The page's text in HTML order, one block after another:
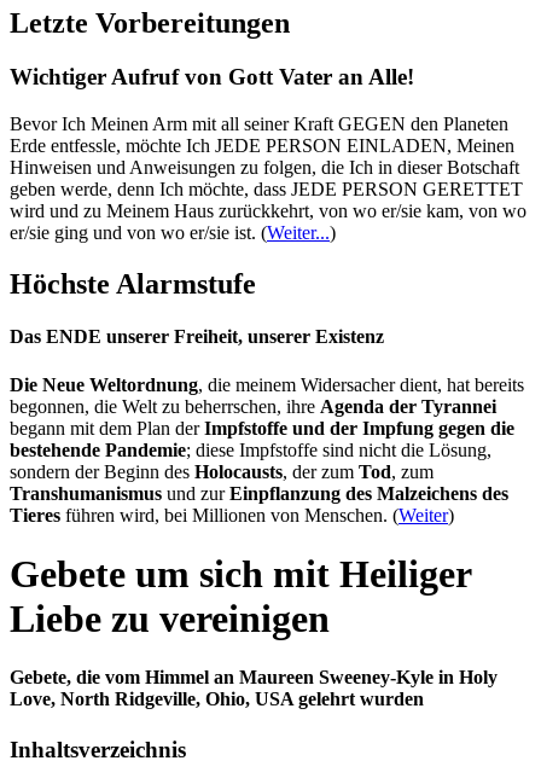
Letzte Vorbereitungen
Wichtiger Aufruf von Gott Vater an Alle!
Bevor Ich Meinen Arm mit all seiner Kraft GEGEN den Planeten
Erde entfessle, möchte Ich JEDE PERSON EINLADEN, Meinen
Hinweisen und Anweisungen zu folgen, die Ich in dieser Botschaft
geben werde, denn Ich möchte, dass JEDE PERSON GERETTET
wird und zu Meinem Haus zurückkehrt, von wo er/sie kam, von wo
er/sie ging und von wo er/sie ist. (Weiter...)
Höchste Alarmstufe
Das ENDE unserer Freiheit, unserer Existenz
Die Neue Weltordnung, die meinem Widersacher dient, hat bereits
begonnen, die Welt zu beherrschen, ihre Agenda der Tyrannei
begann mit dem Plan derImpfstoffe und der Impfung gegen die
bestehende Pandemie; diese Impfstoffe sind nicht die Lösung,
sondern der Beginn des Holocausts, der zum Tod, zum
Transhumanismus und zurEinpflanzung des Malzeichens des
Tieres führen wird, bei Millionen von Menschen. (Weiter)
Gebete um sich mit Heiliger
Liebe zu vereinigen
Gebete, die vom Himmel an Maureen Sweeney-Kyle in Holy
Love, North Ridgeville, Ohio, USA gelehrt wurden
Inhaltsverzeichnis